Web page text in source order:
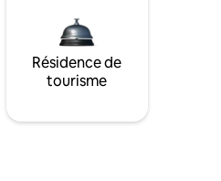
Résidence de
tourisme